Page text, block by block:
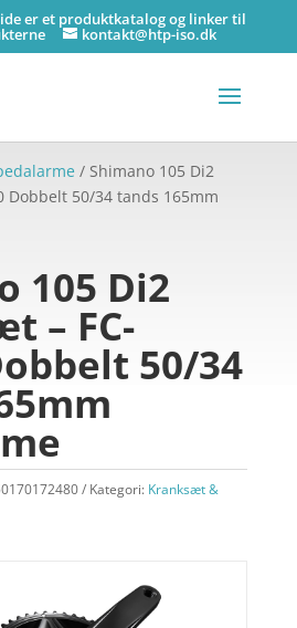
er et produktkatalog og linker til
kontakt@htp-iso.dk
/ Shimano 105 Di2
Dobbelt 50/34 tands 165mm
105 Di2
– FC-
50/34
Kategori: Kranksæt &